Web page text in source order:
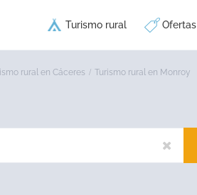
Turismo rural Ofertas
rural en Cáceres Turismo rural en Monroy